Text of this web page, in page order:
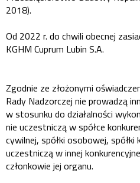
2018).
Od 2022 r. do chwili obecnej
KGHM Cuprum Lubin S.A.
Zgodnie ze złożonymi
Rady Nadzorczej nie prowadzą
w stosunku do działalności
nie uczestniczą w spółce
cywilnej, spółki osobowej, spółki
uczestniczą w innej
członkowie jej organu.